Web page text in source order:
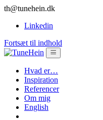
th@tunehein.dk
Linkedin
Fortsæt til indhold
Hvad er…
Inspiration
Referencer
Om mig
English